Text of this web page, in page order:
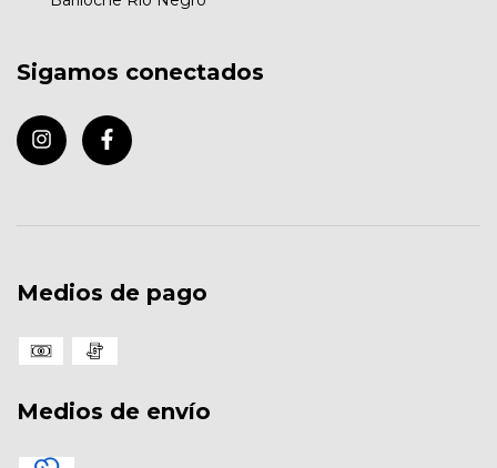
Sigamos conectados
Medios de pago
Medios de envío